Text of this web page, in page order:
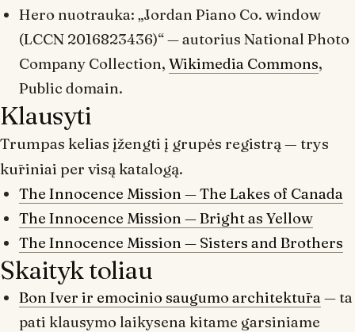
Hero nuotrauka: „Jordan Piano Co. window
(LCCN 2016823436)“ — autorius National Photo
Company Collection, Wikimedia Commons,
Public domain.
Klausyti
Trumpas kelias įžengti į grupės registrą — trys
kūriniai per visą katalogą.
The Innocence Mission —The Lakes of Canada
The Innocence Mission —Bright as Yellow
The Innocence Mission — Sisters and Brothers
Skaityk toliau
Bon Iver ir emocinio saugumo architektūra — ta
pati klausymo laikysena kitame garsiniame